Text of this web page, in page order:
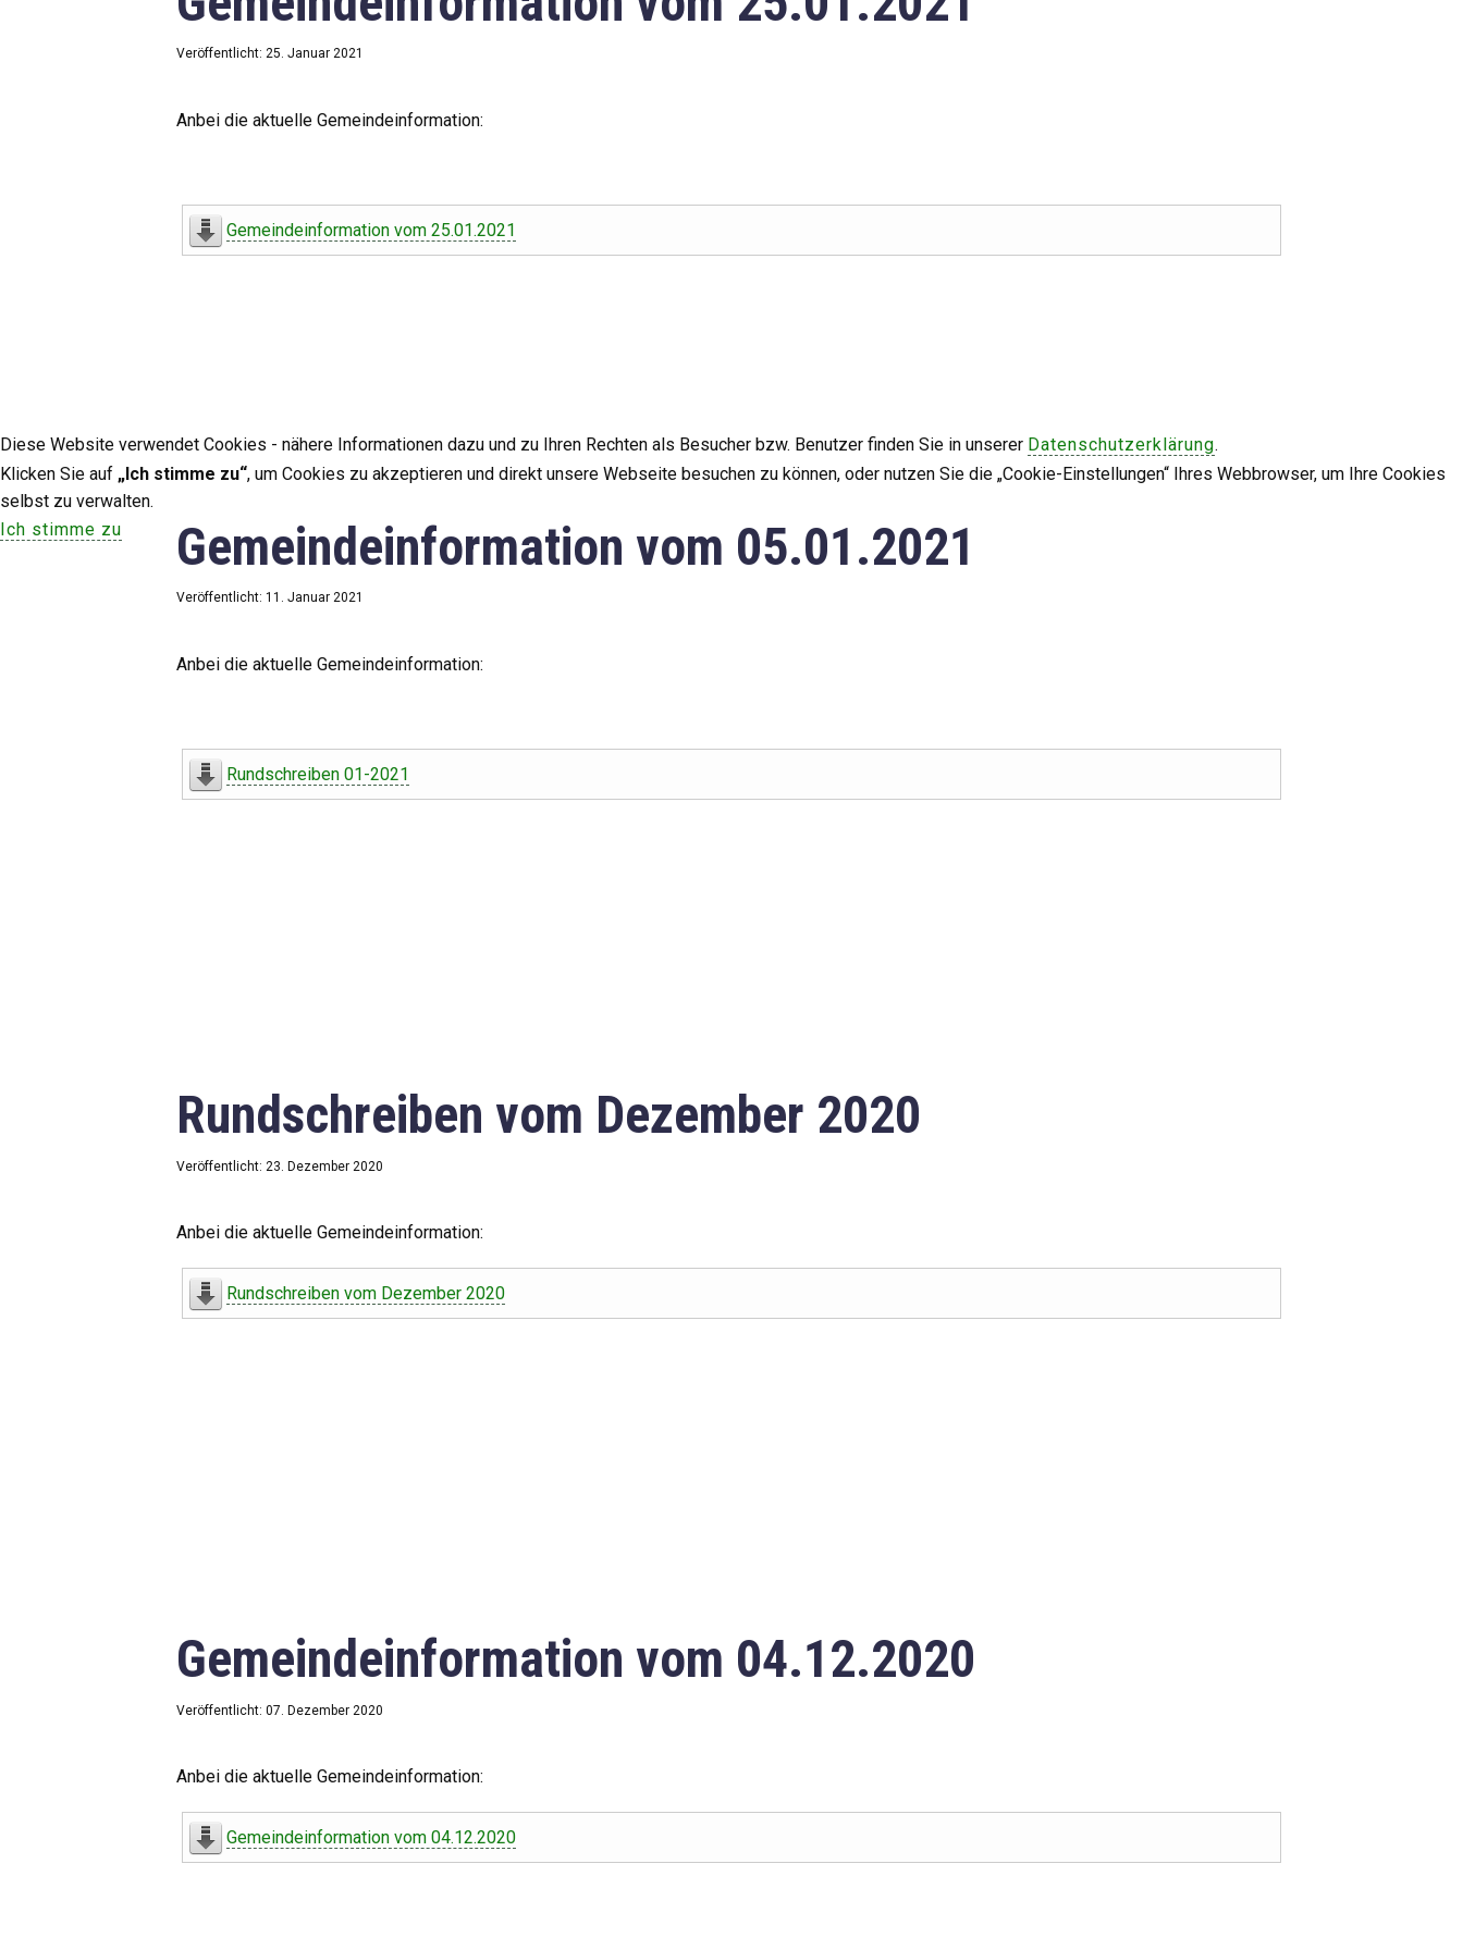
Veröffentlicht: 25. Januar 2021
Anbei die aktuelle Gemeindeinformation:
Gemeindeinformation vom 25.01.2021
Gemeindeinformation vom 05.01.2021
Veröffentlicht: 11. Januar 2021
Anbei die aktuelle Gemeindeinformation:
Rundschreiben 01-2021
Rundschreiben vom Dezember 2020
Veröffentlicht: 23. Dezember 2020
Anbei die aktuelle Gemeindeinformation:
Rundschreiben vom Dezember 2020
Gemeindeinformation vom 04.12.2020
Veröffentlicht: 07. Dezember 2020
Anbei die aktuelle Gemeindeinformation:
Gemeindeinformation vom 04.12.2020
Diese Website verwendet Cookies - nähere Informationen dazu und zu Ihren Rechten als Besucher bzw. Benutzer finden Sie in unserer Datenschutzerklärung.
Klicken Sie auf „Ich stimme zu“, um Cookies zu akzeptieren und direkt unsere Webseite besuchen zu können, oder nutzen Sie die „Cookie-Einstellungen“ Ihres Webbrowser, um Ihre Cookies
selbst zu verwalten.
Ich stimme zu